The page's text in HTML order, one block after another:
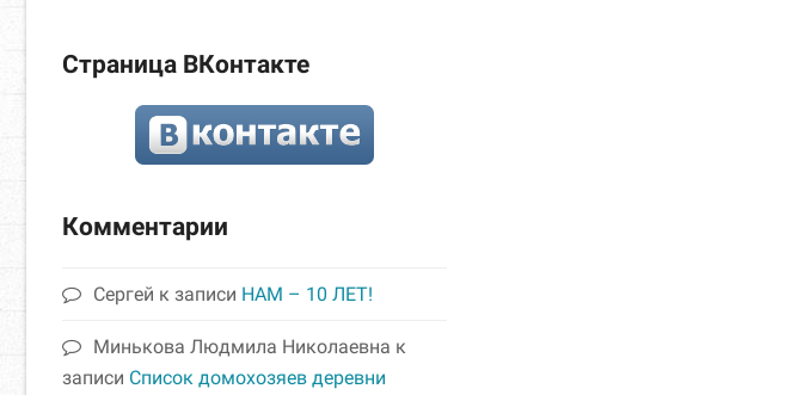
Страница ВКонтакте
Комментарии
Сергей к записи НАМ – 10 ЛЕТ!
Минькова Людмила Николаевна к
записи Список домохозяев деревни